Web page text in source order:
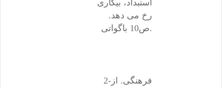
استبداد، بیکاری
رخ می دهد.
ص10 باگواتی.
2-فرهنگی. از